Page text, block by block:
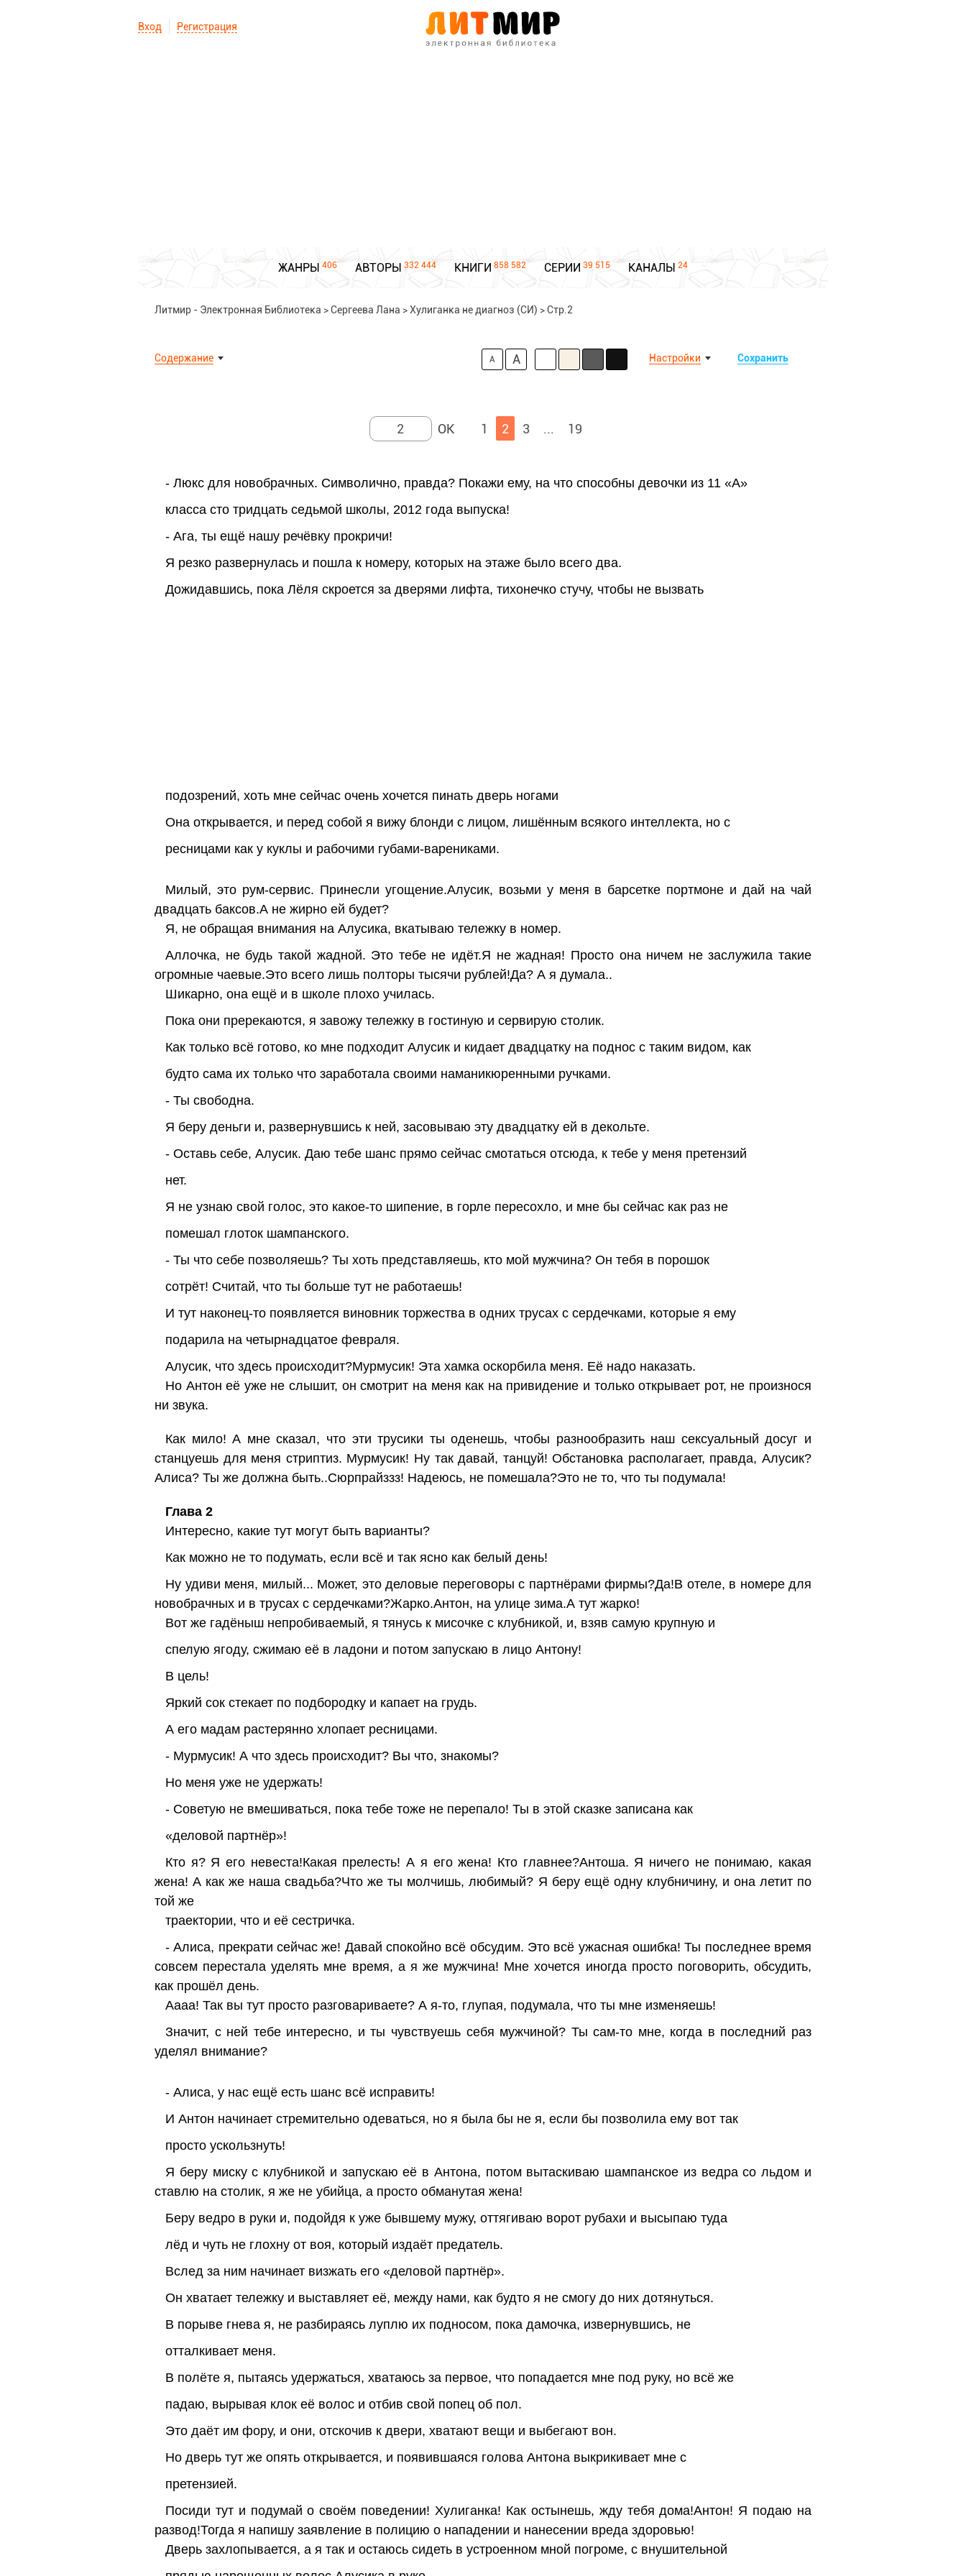
Вход Регистрация
ЖАНРЫ 406 АВТОРЫ 332 444 КНИГИ 858 582 СЕРИИ 39 515 КАНАЛЫ 24
Литмир - Электронная Библиотека >Сергеева Лана >Хулиганка не диагноз (СИ) >Стр.2
Содержание Сохранить
Настройки
A A
1 2 3 ... 19
- Люкс для новобрачных. Символично, правда? Покажи ему, на что способны девочки из 11 «А»
класса сто тридцать седьмой школы, 2012 года выпуска!
- Ага, ты ещё нашу речёвку прокричи!
Я резко развернулась и пошла к номеру, которых на этаже было всего два.
Дожидавшись, пока Лёля скроется за дверями лифта, тихонечко стучу, чтобы не вызвать
подозрений, хоть мне сейчас очень хочется пинать дверь ногами
Она открывается, и перед собой я вижу блонди с лицом, лишённым всякого интеллекта, но с
ресницами как у куклы и рабочими губами-варениками.
Милый, это рум-сервис. Принесли угощение.Алусик, возьми у меня в барсетке портмоне и дай на чай
двадцать баксов.А не жирно ей будет?
Я, не обращая внимания на Алусика, вкатываю тележку в номер.
Аллочка, не будь такой жадной. Это тебе не идёт.Я не жадная! Просто она ничем не заслужила такие
огромные чаевые.Это всего лишь полторы тысячи рублей!Да? А я думала..
Шикарно, она ещё и в школе плохо училась.
Пока они пререкаются, я завожу тележку в гостиную и сервирую столик.
Как только всё готово, ко мне подходит Алусик и кидает двадцатку на поднос с таким видом, как
будто сама их только что заработала своими наманикюренными ручками.
- Ты свободна.
Я беру деньги и, развернувшись к ней, засовываю эту двадцатку ей в декольте.
- Оставь себе, Алусик. Даю тебе шанс прямо сейчас смотаться отсюда, к тебе у меня претензий
нет.
Я не узнаю свой голос, это какое-то шипение, в горле пересохло, и мне бы сейчас как раз не
помешал глоток шампанского.
- Ты что себе позволяешь? Ты хоть представляешь, кто мой мужчина? Он тебя в порошок
сотрёт! Считай, что ты больше тут не работаешь!
И тут наконец-то появляется виновник торжества в одних трусах с сердечками, которые я ему
подарила на четырнадцатое февраля.
Алусик, что здесь происходит?Мурмусик! Эта хамка оскорбила меня. Её надо наказать.
Но Антон её уже не слышит, он смотрит на меня как на привидение и только открывает рот, не произнося
ни звука.
Как мило! А мне сказал, что эти трусики ты оденешь, чтобы разнообразить наш сексуальный досуг и
станцуешь для меня стриптиз. Мурмусик! Ну так давай, танцуй! Обстановка располагает, правда, Алусик?
Алиса? Ты же должна быть..Сюрпрайззз! Надеюсь, не помешала?Это не то, что ты подумала!
Глава 2
Интересно, какие тут могут быть варианты?
Как можно не то подумать, если всё и так ясно как белый день!
Ну удиви меня, милый... Может, это деловые переговоры с партнёрами фирмы?Да!В отеле, в номере для
новобрачных и в трусах с сердечками?Жарко.Антон, на улице зима.А тут жарко!
Вот же гадёныш непробиваемый, я тянусь к мисочке с клубникой, и, взяв самую крупную и
спелую ягоду, сжимаю её в ладони и потом запускаю в лицо Антону!
В цель!
Яркий сок стекает по подбородку и капает на грудь.
А его мадам растерянно хлопает ресницами.
- Мурмусик! А что здесь происходит? Вы что, знакомы?
Но меня уже не удержать!
- Советую не вмешиваться, пока тебе тоже не перепало! Ты в этой сказке записана как
«деловой партнёр»!
Кто я? Я его невеста!Какая прелесть! А я его жена! Кто главнее?Антоша. Я ничего не понимаю, какая
жена! А как же наша свадьба?Что же ты молчишь, любимый? Я беру ещё одну клубничину, и она летит по
той же
траектории, что и её сестричка.
- Алиса, прекрати сейчас же! Давай спокойно всё обсудим. Это всё ужасная ошибка! Ты последнее время
совсем перестала уделять мне время, а я же мужчина! Мне хочется иногда просто поговорить, обсудить,
как прошёл день.
Аааа! Так вы тут просто разговариваете? А я-то, глупая, подумала, что ты мне изменяешь!
Значит, с ней тебе интересно, и ты чувствуешь себя мужчиной? Ты сам-то мне, когда в последний раз
уделял внимание?
- Алиса, у нас ещё есть шанс всё исправить!
И Антон начинает стремительно одеваться, но я была бы не я, если бы позволила ему вот так
просто ускользнуть!
Я беру миску с клубникой и запускаю её в Антона, потом вытаскиваю шампанское из ведра со льдом и
ставлю на столик, я же не убийца, а просто обманутая жена!
Беру ведро в руки и, подойдя к уже бывшему мужу, оттягиваю ворот рубахи и высыпаю туда
лёд и чуть не глохну от воя, который издаёт предатель.
Вслед за ним начинает визжать его «деловой партнёр».
Он хватает тележку и выставляет её, между нами, как будто я не смогу до них дотянуться.
В порыве гнева я, не разбираясь луплю их подносом, пока дамочка, извернувшись, не
отталкивает меня.
В полёте я, пытаясь удержаться, хватаюсь за первое, что попадается мне под руку, но всё же
падаю, вырывая клок её волос и отбив свой попец об пол.
Это даёт им фору, и они, отскочив к двери, хватают вещи и выбегают вон.
Но дверь тут же опять открывается, и появившаяся голова Антона выкрикивает мне с
претензией.
Посиди тут и подумай о своём поведении! Хулиганка! Как остынешь, жду тебя дома!Антон! Я подаю на
развод!Тогда я напишу заявление в полицию о нападении и нанесении вреда здоровью!
Дверь захлопывается, а я так и остаюсь сидеть в устроенном мной погроме, с внушительной